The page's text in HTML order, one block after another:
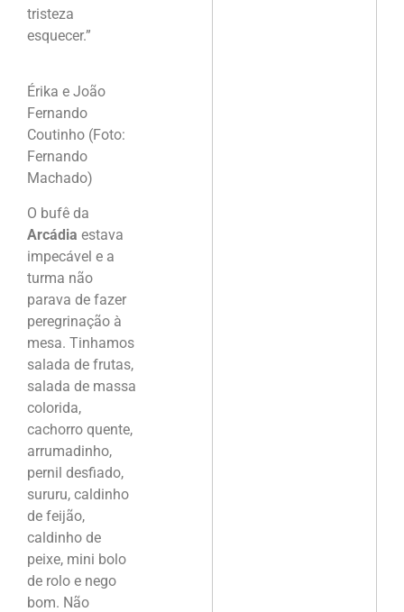
tristeza
esquecer.”
Érika e João
Fernando
Coutinho (Foto:
Fernando
Machado)
O bufê da
Arcádia estava
impecável e a
turma não
parava de fazer
peregrinação à
mesa. Tinhamos
salada de frutas,
salada de massa
colorida,
cachorro quente,
arrumadinho,
pernil desfiado,
sururu, caldinho
de feijão,
caldinho de
peixe, mini bolo
de rolo e nego
bom. Não